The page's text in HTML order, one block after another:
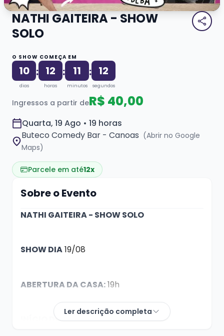
NATHI GAITEIRA - SHOW
SOLO
O SHOW COMEÇA EM
10
dias
: 12
horas
: 11
minutos
: 12
segundos
Ingressos a partir deR$ 40,00
Quarta, 19 Ago • 19 horas
Buteco Comedy Bar - Canoas (Abrir no Google
Maps)
Parcele em até12x
Sobre o Evento
NATHI GAITEIRA - SHOW SOLO
SHOW DIA19/08
ABERTURA DA CASA:19h
INÍCIO DO SHOW:21h
Ler descrição completa